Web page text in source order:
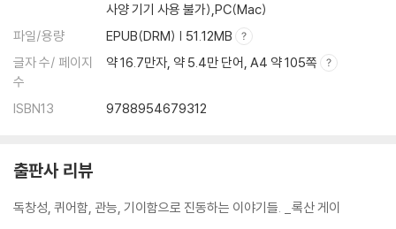
사양 기기 사용 불가),PC(Mac)
파일/용량
EPUB(DRM) | 51.12MB
글자 수/ 페이지
수
약 16.7만자, 약 5.4만 단어, A4 약 105쪽
ISBN13 9788954679312
출판사 리뷰
독창성, 퀴어함, 관능, 기이함으로 진동하는 이야기들. _록산 게이